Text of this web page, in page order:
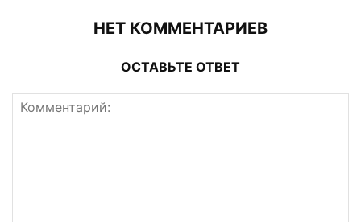
НЕТ КОММЕНТАРИЕВ
ОСТАВЬТЕ ОТВЕТ